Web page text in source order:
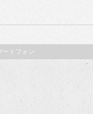
ートフォン